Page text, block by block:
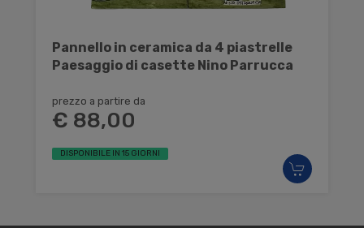
Pannello in ceramica da 4 piastrelle
Paesaggio di casette Nino Parrucca
prezzo a partire da
€ 88,00
DISPONIBILE IN 15 GIORNI